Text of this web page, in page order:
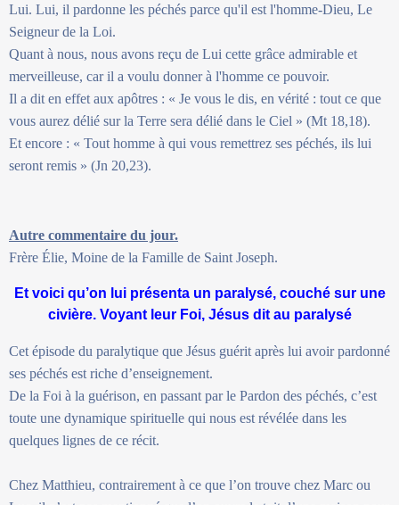
Lui. Lui, il pardonne les péchés parce qu'il est l'homme-Dieu, Le
Seigneur de la Loi.
Quant à nous, nous avons reçu de Lui cette grâce admirable et
merveilleuse, car il a voulu donner à l'homme ce pouvoir.
Il a dit en effet aux apôtres : « Je vous le dis, en vérité : tout ce que
vous aurez délié sur la Terre sera délié dans le Ciel » (Mt 18,18).
Et encore : « Tout homme à qui vous remettrez ses péchés, ils lui
seront remis » (Jn 20,23).
Autre commentaire du jour.
Frère Élie, Moine de la Famille de Saint Joseph.
Et voici qu’on lui présenta un paralysé, couché sur une
civière. Voyant leur Foi, Jésus dit au paralysé
Cet épisode du paralytique que Jésus guérit après lui avoir pardonné
ses péchés est riche d’enseignement.
De la Foi à la guérison, en passant par le Pardon des péchés, c’est
toute une dynamique spirituelle qui nous est révélée dans les
quelques lignes de ce récit.
Chez Matthieu, contrairement à ce que l’on trouve chez Marc ou